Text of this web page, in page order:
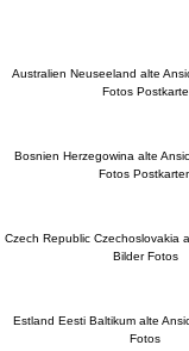
Australien Neuseeland alte
Fotos Postkarte
Bosnien Herzegowina alte
Fotos
Czech Republic Czechoslovakia
Bilder Fotos
Estland Eesti Baltikum alte
Fotos